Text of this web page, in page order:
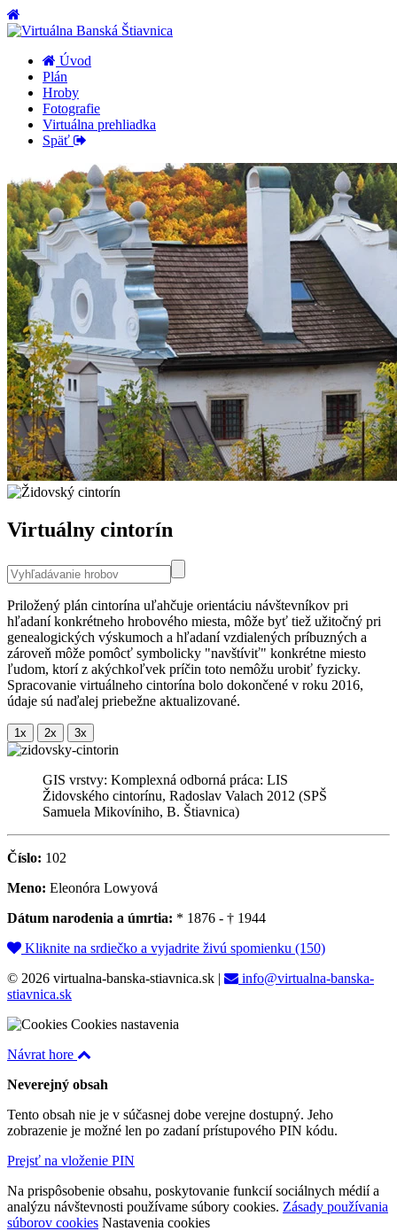
Úvod
Plán
Hroby
Fotografie
Virtuálna prehliadka
Späť
Virtuálny cintorín
Priložený plán cintorína uľahčuje orientáciu návštevníkov pri
hľadaní konkrétneho hrobového miesta, môže byť tiež užitočný pri
genealogických výskumoch a hľadaní vzdialených príbuzných a
zároveň môže pomôcť symbolicky "navštíviť" konkrétne miesto
ľudom, ktorí z akýchkoľvek príčin toto nemôžu urobiť fyzicky.
Spracovanie virtuálneho cintorína bolo dokončené v roku 2016,
údaje sú naďalej priebežne aktualizované.
GIS vrstvy: Komplexná odborná práca: LIS
Židovského cintorínu, Radoslav Valach 2012 (SPŠ
Samuela Mikovíniho, B. Štiavnica)
Číslo: 102
Meno: Eleonóra Lowyová
Dátum narodenia a úmrtia: * 1876 - † 1944
Kliknite na srdiečko a vyjadrite živú spomienku (150)
© 2026 virtualna-banska-stiavnica.sk |
info@virtualna-banska-
stiavnica.sk
Cookies nastavenia
Návrat hore
Neverejný obsah
Tento obsah nie je v súčasnej dobe verejne dostupný. Jeho
zobrazenie je možné len po zadaní prístupového PIN kódu.
Prejsť na vloženie PIN
Na prispôsobenie obsahu, poskytovanie funkcií sociálnych médií a
analýzu návštevnosti používame súbory cookies. Zásady používania
súborov cookies Nastavenia cookies